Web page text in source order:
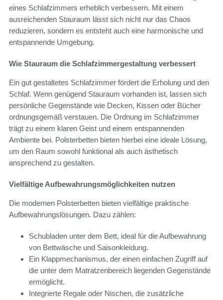
eines Schlafzimmers erheblich verbessern. Mit einem
ausreichenden Stauraum lässt sich nicht nur das Chaos
reduzieren, sondern es entsteht auch eine harmonische und
entspannende Umgebung.
Wie Stauraum die Schlafzimmergestaltung verbessert
Ein gut gestaltetes Schlafzimmer fördert die Erholung und den
Schlaf. Wenn genügend Stauraum vorhanden ist, lassen sich
persönliche Gegenstände wie Decken, Kissen oder Bücher
ordnungsgemäß verstauen. Die Ordnung im Schlafzimmer
trägt zu einem klaren Geist und einem entspannenden
Ambiente bei. Polsterbetten bieten hierbei eine ideale Lösung,
um den Raum sowohl funktional als auch ästhetisch
ansprechend zu gestalten.
Vielfältige Aufbewahrungsmöglichkeiten nutzen
Die modernen Polsterbetten bieten vielfältige praktische
Aufbewahrungslösungen. Dazu zählen:
Schubladen unter dem Bett, ideal für die Aufbewahrung
von Bettwäsche und Saisonkleidung.
Ein Klappmechanismus, der einen einfachen Zugriff auf
die unter dem Matratzenbereich liegenden Gegenstände
ermöglicht.
Integrierte Regale oder Nischen, die zusätzliche